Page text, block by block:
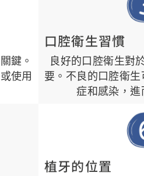
鍵。
使用
口腔衛生習慣
良好的口腔衛生對
要。不良的口腔衛
症和感染，進
植牙的位置